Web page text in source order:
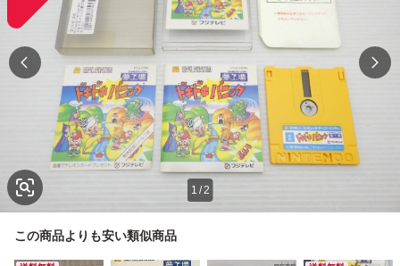
1 /2
この商品よりも安い類似商品